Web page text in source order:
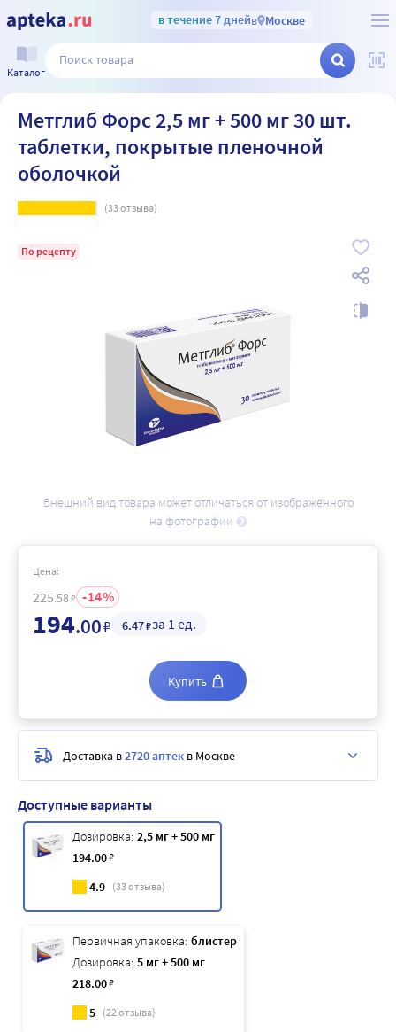
в течение 7 днейв Москве
Каталог
Метглиб Форс 2,5 мг + 500 мг 30 шт.
таблетки, покрытые пленочной
оболочкой
(33отзыва)
По рецепту
Внешний вид товара может отличаться от изображённого
на фотографии
Доступные варианты
Дозировка: 2,5 мг + 500 мг
194.00₽
4.9 (33отзыва)
Первичная упаковка: блистер
Дозировка: 5 мг + 500 мг
218.00₽
5 (22отзыва)
Цена:
225.58₽ 14
194.00₽ 6.47₽за 1 ед.
Купить
Доставка в2720 аптек в Москве